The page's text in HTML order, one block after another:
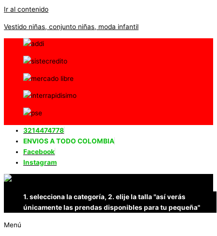
Ir al contenido
Vestido niñas, conjunto niñas, moda infantil
3214474778
ENVIOS A TODO COLOMBIA
Facebook
Instagram
1. selecciona la categoría, 2. elije la talla "así verás
únicamente las prendas disponibles para tu pequeña"
Menú